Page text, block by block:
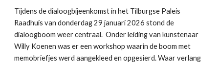
Tijdens de dialoogbijeenkomst in het Tilburgse Paleis
Raadhuis van donderdag 29 januari 2026 stond de
dialoogboom weer centraal. Onder leiding van kunstenaar
Willy Koenen was er een workshop waarin de boom met
memobriefjes werd aangekleed en opgesierd. Waar verlang